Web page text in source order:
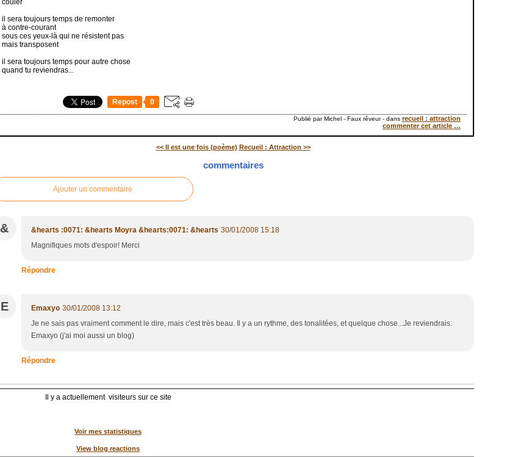
il sera toujours temps de remonter
à contre-courant
sous ces yeux-là qui ne résistent pas
mais transposent
il sera toujours temps pour autre chose
quand tu reviendras...
Repost 0
Publié par Michel - Faux rêveur - dans recueil : attraction
commenter cet article …
<< Il est une fois (poème) Recueil : Attraction >>
commentaires
Ajouter un commentaire
& &hearts :0071: &hearts Moyra &hearts:0071: &hearts 30/01/2008 15:18
Magnifiques mots d'espoir! Merci
Répondre
E Emaxyo 30/01/2008 13:12
Je ne sais pas vraiment comment le dire, mais c'est très beau. Il y a un rythme, des tonalitées, et quelque chose...Je reviendrais.
Emaxyo (j'ai moi aussi un blog)
Répondre
Il y a actuellement visiteurs sur ce site
Voir mes statistiques
View blog reactions